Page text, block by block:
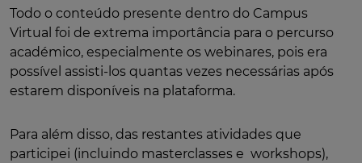
Todo o conteúdo presente dentro do Campus
Virtual foi de extrema importância para o percurso
académico, especialmente os webinares, pois era
possível assisti-los quantas vezes necessárias após
estarem disponíveis na plataforma.
Para além disso, das restantes atividades que
participei (incluindo masterclasses e workshops),